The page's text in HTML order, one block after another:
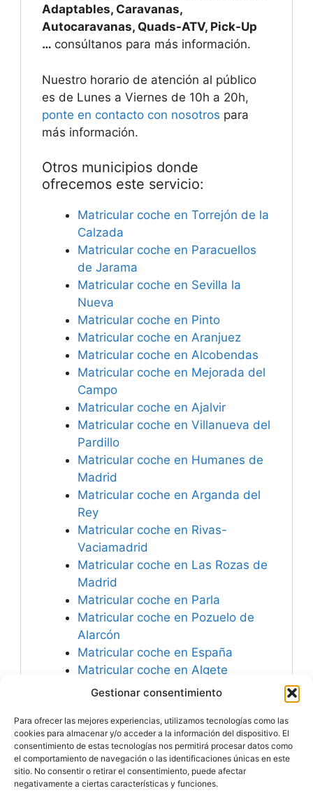
Gestionar consentimiento
Para ofrecer las mejores experiencias, utilizamos tecnologías como las
cookies para almacenar y/o acceder a la información del dispositivo. El
consentimiento de estas tecnologías nos permitirá procesar datos como
el comportamiento de navegación o las identificaciones únicas en este
sitio. No consentir o retirar el consentimiento, puede afectar
negativamente a ciertas características y funciones.
Adaptables, Caravanas,
Autocaravanas, Quads-ATV, Pick-Up
… consúltanos para más información.
Nuestro horario de atención al público
es de Lunes a Viernes de 10h a 20h,
ponte en contacto con nosotros para
más información.
Otros municipios donde
ofrecemos este servicio:
Matricular coche en Torrejón de la
Calzada
Matricular coche en Paracuellos
de Jarama
Matricular coche en Sevilla la
Nueva
Matricular coche en Pinto
Matricular coche en Aranjuez
Matricular coche en Alcobendas
Matricular coche en Mejorada del
Campo
Matricular coche en Ajalvir
Matricular coche en Villanueva del
Pardillo
Matricular coche en Humanes de
Madrid
Matricular coche en Arganda del
Rey
Matricular coche en Rivas-
Vaciamadrid
Matricular coche en Las Rozas de
Madrid
Matricular coche en Parla
Matricular coche en Pozuelo de
Alarcón
Matricular coche en España
Matricular coche en Algete
Matricular coche en Meco
Matricular coche en Valdemoro